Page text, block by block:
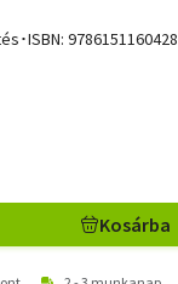
･ISBN: 9786151160428
Kosárba